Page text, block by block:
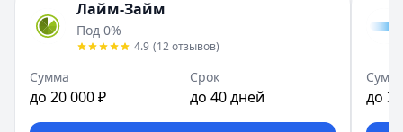
Лайм-Займ
Под 0%
4.9 (12отзывов)
Сумма
до 20 000 ₽
Срок
до 40 дней до